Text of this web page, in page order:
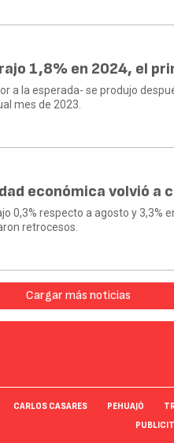
1,8% en 2024, el
a la esperada- se produjo
mes de 2023.
económica volvió a
0,3% respecto a agosto y 3,3%
retrocesos.
Cargar más noticias
CARLOS CASARES PEHUAJÓ